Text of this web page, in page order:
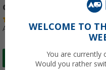
coral
Art.-Nr.: 739681WELCOME TO
You are currently
Would you rather